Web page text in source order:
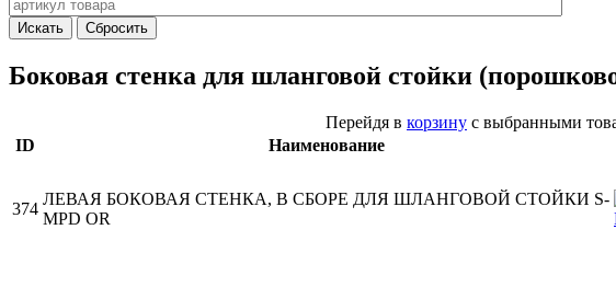
Боковая стенка для шланговой стойки
Перейдя в корзину с выбранными
ID
Наименование
374
ЛЕВАЯ БОКОВАЯ СТЕНКА, В СБОРЕ ДЛЯ ШЛАНГОВОЙ СТОЙКИ S-
MPD OR